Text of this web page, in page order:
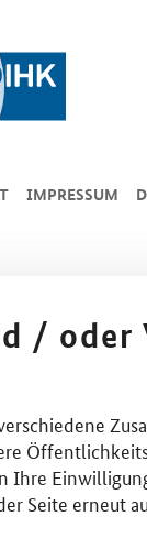
IMPRESSUM
/ oder
Ihre
Seite erneut